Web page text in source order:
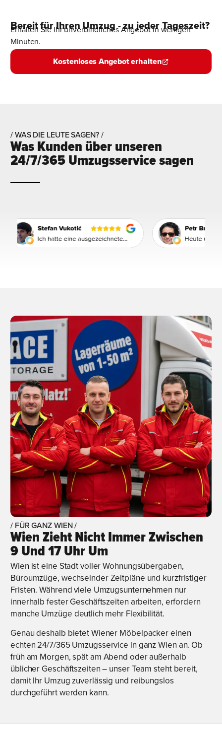
Bereit für Ihren Umzug - zu jeder Tageszeit?
Erhalten Sie Ihr unverbindliches Angebot in wenigen
Minuten.
Kostenloses Angebot erhalten
/ WAS DIE LEUTE SAGEN? /
Was Kunden über unseren
24/7/365 Umzugsservice sagen
/ FÜR GANZ WIEN /
Wien Zieht Nicht Immer Zwischen
9 Und 17 Uhr Um
Wien ist eine Stadt voller Wohnungsübergaben,
Büroumzüge, wechselnder Zeitpläne und kurzfristiger
Fristen. Während viele Umzugsunternehmen nur
innerhalb fester Geschäftszeiten arbeiten, erfordern
manche Umzüge deutlich mehr Flexibilität.
Genau deshalb bietet Wiener Möbelpacker einen
echten 24/7/365 Umzugsservice in ganz Wien an. Ob
früh am Morgen, spät am Abend oder außerhalb
üblicher Geschäftszeiten – unser Team steht bereit,
damit Ihr Umzug zuverlässig und reibungslos
durchgeführt werden kann.